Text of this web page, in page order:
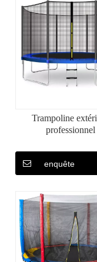
Trampoline
professionnel
enquête